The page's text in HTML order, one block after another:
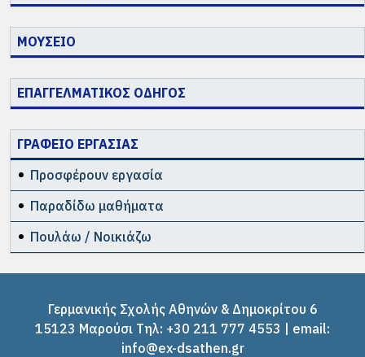
ΜΟΥΣΕΙΟ
ΕΠΑΓΓΕΛΜΑΤΙΚΟΣ ΟΔΗΓΟΣ
ΓΡΑΦΕΙΟ ΕΡΓΑΣΙΑΣ
Προσφέρουν εργασία
Παραδίδω μαθήματα
Πουλάω / Νοικιάζω
Γερμανικής Σχολής Αθηνών & Δημοκρίτου 6
15123 Μαρούσι Tηλ: +30 211 777 4553 | email:
info@ex-dsathen.gr